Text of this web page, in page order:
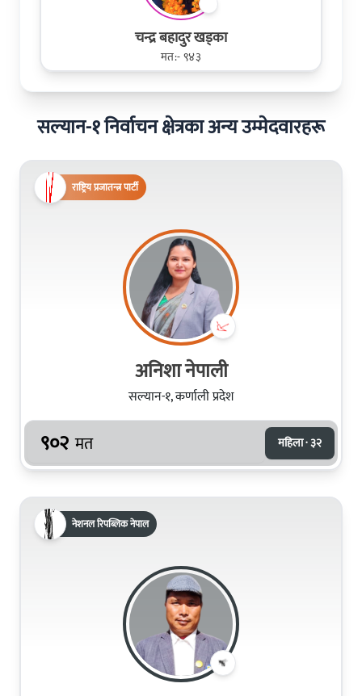
चन्द्र बहादुर खड्का
मत:- ९४३
सल्यान-१ निर्वाचन क्षेत्रका अन्य उम्मेदवारहरू
राष्ट्रिय प्रजातन्त्र पार्टी
अनिशा नेपाली
सल्यान-१, कर्णाली प्रदेश
९०२ मत महिला · ३२
नेशनल रिपब्लिक नेपाल